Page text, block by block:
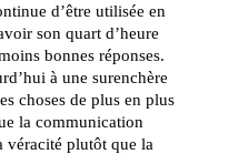
d’être utilisée en
son quart d’heure
bonnes réponses.
à une surenchère
choses de plus en plus
la communication
véracité plutôt que la